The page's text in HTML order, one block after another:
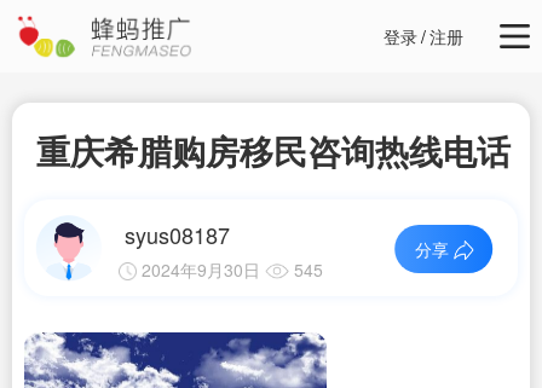
登录/注册
重庆希腊购房移民咨询热线电话
syus08187
2024年9月30日 545
分享